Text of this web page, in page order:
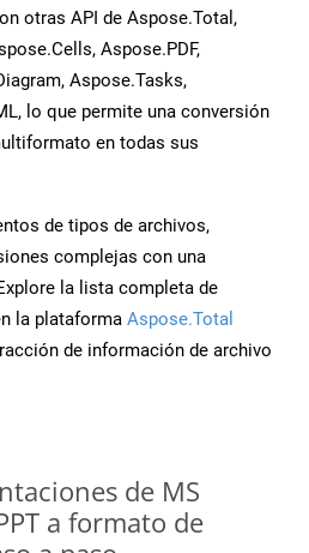
otras API de Aspose.Total,
Aspose.PDF,
Aspose.Tasks,
lo que permite una conversión
en todas sus
de tipos de archivos,
complejas con una
la lista completa de
la plataforma Aspose.Total
de información de archivo
de MS
a formato de